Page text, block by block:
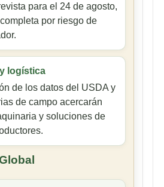
para el 24 de agosto,
por riesgo de
logística
de los datos del USDA y
de campo acercarán
y soluciones de